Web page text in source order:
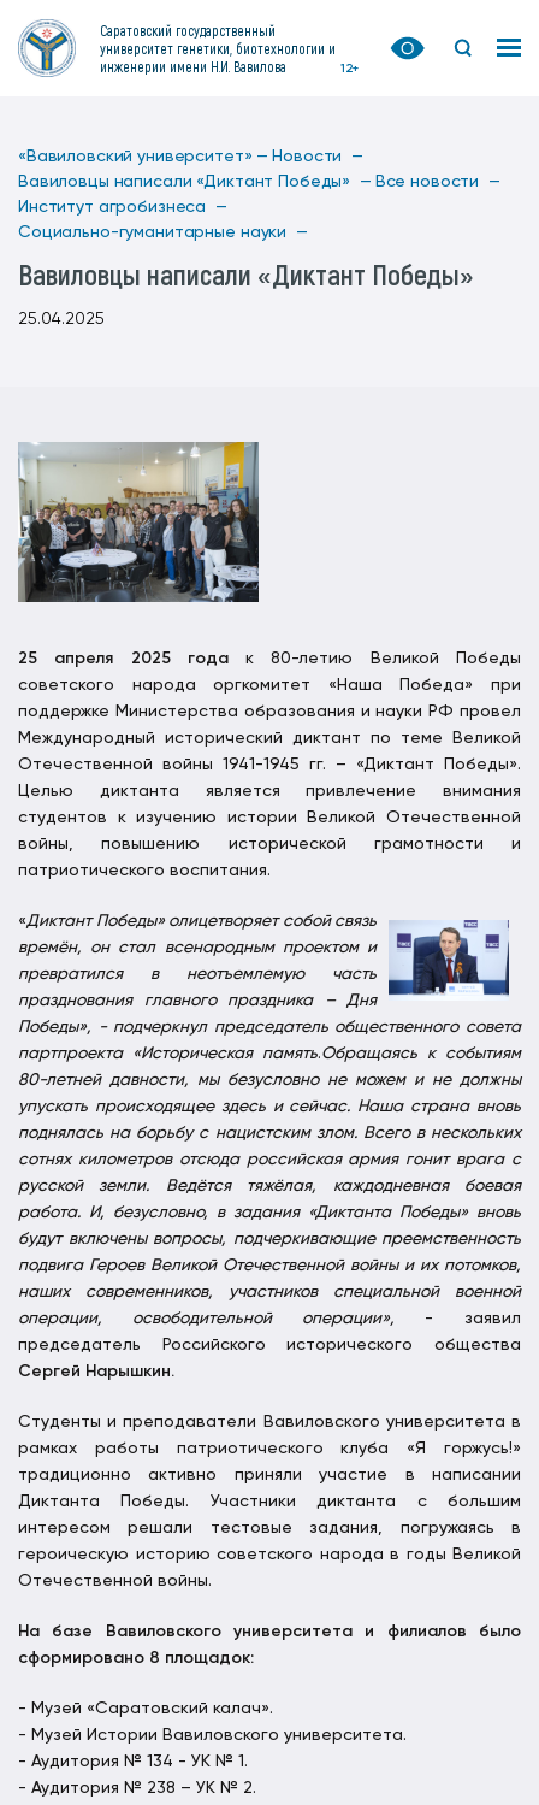
Саратовский государственный
университет генетики, биотехнологии и
инженерии имени Н.И. Вавилова
12+
«Вавиловский университет» — Новости —
Вавиловцы написали «Диктант Победы» — Все новости —
Институт агробизнеса —
Социально-гуманитарные науки —
Вавиловцы написали «Диктант Победы»
25.04.2025
25 апреля 2025 годак 80-летию Великой Победы
советского народа оргкомитет «Наша Победа» при
поддержке Министерства образования и науки РФ провел
Международный исторический диктант по теме Великой
Отечественной войны 1941-1945 гг. – «Диктант Победы».
Целью диктанта является привлечение внимания
студентов к изучению истории Великой Отечественной
войны, повышению исторической грамотности и
патриотического воспитания.
«Диктант Победы» олицетворяет собой связь
времён, он стал всенародным проектом и
превратился в неотъемлемую часть
празднования главного праздника – Дня
Победы», - подчеркнул председатель общественного совета
партпроекта «Историческая память.Обращаясь к событиям
80-летней давности, мы безусловно не можем и не должны
упускать происходящее здесь и сейчас. Наша страна вновь
поднялась на борьбу с нацистским злом. Всего в нескольких
сотнях километров отсюда российская армия гонит врага с
русской земли. Ведётся тяжёлая, каждодневная боевая
работа. И, безусловно, в задания «Диктанта Победы» вновь
будут включены вопросы, подчеркивающие преемственность
подвига Героев Великой Отечественной войны и их потомков,
наших современников, участников специальной военной
операции, освободительной операции», - заявил
председатель Российского исторического общества
Сергей Нарышкин.
Студенты и преподаватели Вавиловского университета в
рамках работы патриотического клуба «Я горжусь!»
традиционно активно приняли участие в написании
Диктанта Победы. Участники диктанта с большим
интересом решали тестовые задания, погружаясь в
героическую историю советского народа в годы Великой
Отечественной войны.
На базе Вавиловского университета и филиалов было
сформировано 8 площадок:
- Музей «Саратовский калач».
- Музей Истории Вавиловского университета.
- Аудитория № 134 - УК № 1.
- Аудитория № 238 – УК № 2.